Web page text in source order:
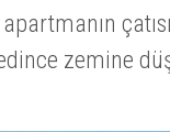
zemine